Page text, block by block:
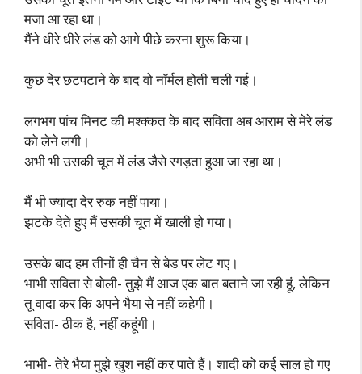
मजा आ रहा था।
मैंने धीरे धीरे लंड को आगे पीछे करना शुरू किया।
कुछ देर छटपटाने के बाद वो नॉर्मल होती चली गई।
लगभग पांच मिनट की मश्क्कत के बाद सविता अब आराम से मेरे लंड
को लेने लगी।
अभी भी उसकी चूत में लंड जैसे रगड़ता हुआ जा रहा था।
मैं भी ज्यादा देर रुक नहीं पाया।
झटके देते हुए मैं उसकी चूत में खाली हो गया।
उसके बाद हम तीनों ही चैन से बेड पर लेट गए।
भाभी सविता से बोली- तुझे मैं आज एक बात बताने जा रही हूं, लेकिन
तू वादा कर कि अपने भैया से नहीं कहेगी।
सविता- ठीक है, नहीं कहूंगी।
भाभी- तेरे भैया मुझे खुश नहीं कर पाते हैं। शादी को कई साल हो गए